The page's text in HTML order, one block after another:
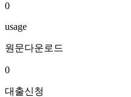
0
usage
원문다운로드
0
대출신청